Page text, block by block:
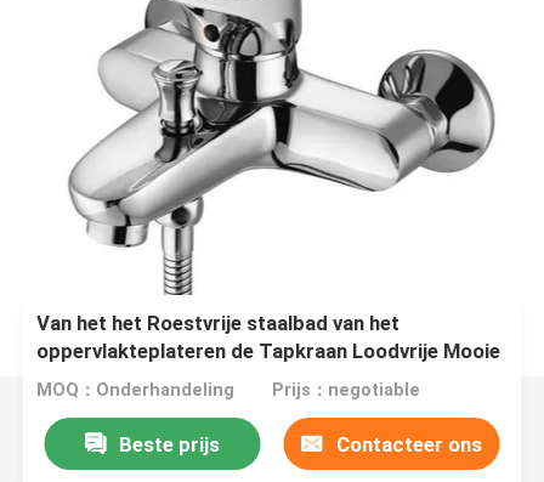
Van het het Roestvrije staalbad van het
oppervlakteplateren de Tapkraan Loodvrije Mooie
Helder
MOQ：Onderhandeling Prijs：negotiable
Beste prijs Contacteer ons